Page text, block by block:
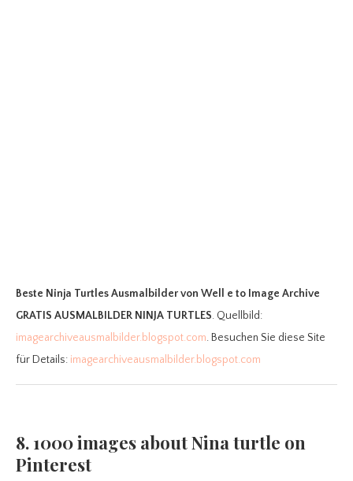
Beste Ninja Turtles Ausmalbildervon Well e to Image Archive
GRATIS AUSMALBILDER NINJA TURTLES. Quellbild:
imagearchiveausmalbilder.blogspot.com. Besuchen Sie diese Site
für Details: imagearchiveausmalbilder.blogspot.com
8. 1000 images about Nina turtle on
Pinterest